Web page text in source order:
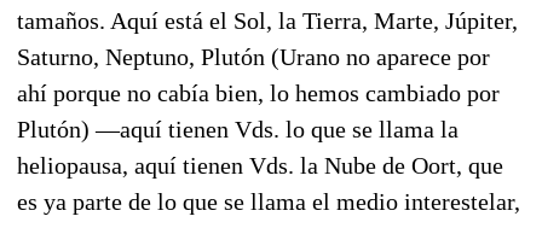
tamaños. Aquí está el Sol, la Tierra, Marte, Júpiter,
Saturno, Neptuno, Plutón (Urano no aparece por
ahí porque no cabía bien, lo hemos cambiado por
Plutón) —aquí tienen Vds. lo que se llama la
heliopausa, aquí tienen Vds. la Nube de Oort, que
es ya parte de lo que se llama el medio interestelar,